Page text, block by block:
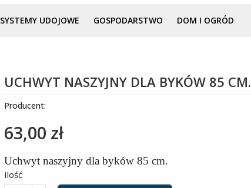
SYSTEMY UDOJOWE GOSPODARSTWO DOM I OGRÓD
UCHWYT NASZYJNY DLA BYKÓW 85 CM.
Producent:
63,00 zł
Uchwyt naszyjny dla byków 85 cm.
Ilość